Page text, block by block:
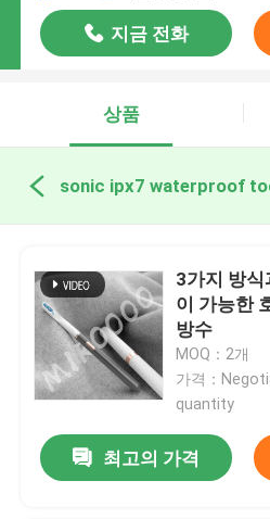
지금 전화
상품
3가지 방식
이 가능한
방수
MOQ：2개
가격：
quantity
최고의 가격